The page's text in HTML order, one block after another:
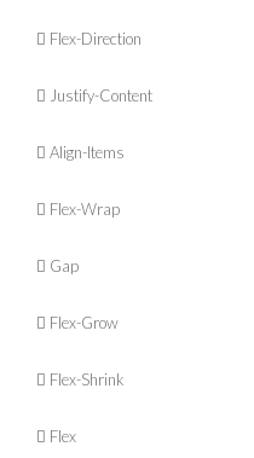
 Flex-Direction
 Justify-Content
 Align-Items
 Flex-Wrap
 Gap
 Flex-Grow
 Flex-Shrink
 Flex